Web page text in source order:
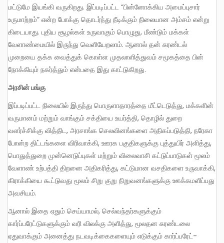
மட்டுமே இயங்கி வருகிறது. இப்படிப்பட்ட “பின்னோக்கிய அமைப்புசார்
உருமாற்றம்” என்ற போக்கு தொடர்ந்து நீடிக்கும் நிலையான அம்சம் என்று
கிடையாது. புதிய சூழல்கள் உருவாகும் பொழுது, மீண்டும் மக்கள்
வேளாண்மையில் இருந்து வெளியேறலாம். ஆனால் தன் சுரண்டல்
முறையை தக்க வைத்துக் கொள்ள முதலாளித்துவம் சமூகத்தை பின்
நோக்கியும் நகர்த்தும் என்பதை இது காட்டுகிறது.
அரசின் பங்கு
இப்படிப்பட்ட நிலையில் இருந்து பொருளாதாரத்தை மீட்டெடுத்து, மக்களின்
வருமானம் மற்றும் வாங்கும் சக்தியை உயர்த்தி, தொழில் துறை
வளர்ச்சிக்கு வித்திட, அரசாங்க செலவினங்களை அதிகப்படுத்தி, நரேகா
போன்ற திட்டங்களை விரிவாக்கி, ஊரக பகுதிகளுக்கு புத்துயிர் அளித்து,
பொதுத்துறை முன்னெடுப்புகள் மற்றும் விலைவாசி கட்டுப்பாடுகள் மூலம்
வேளாண் உற்பத்தி திறனை அதிகரித்து, கட்டுமான வசதிகளை உருவாக்கி,
கிராக்கியை கூட்டுவது மூலம் சிறு குறு நிறுவனங்களுக்கு ஊக்கமளிப்பது
அவசியம்.
ஆனால் இதை ஏதும் செய்யாமல், செல்வந்தர்களுக்கும்
கார்ப்பரேட்டுகளுக்கும் வரி விலக்கு அளித்து, மூலதன சுரண்டலை
ஏதுவாக்கும் அனைத்து நடவடிக்கைகளையும் எடுக்கும் கார்ப்பரேட்-